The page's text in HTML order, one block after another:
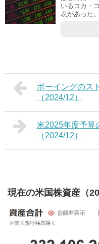
いるコカ・
表があった
ボーイングのス
（2024/12）
米2025年度予算
（2024/12）
現在の米国株資産（